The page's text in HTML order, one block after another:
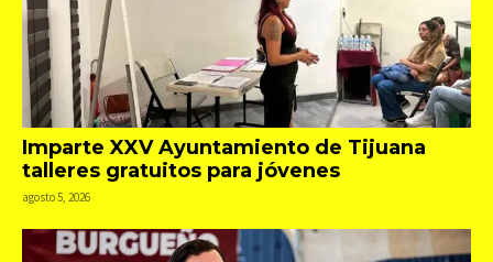
Imparte XXV Ayuntamiento de Tijuana
talleres gratuitos para jóvenes
agosto 5, 2026